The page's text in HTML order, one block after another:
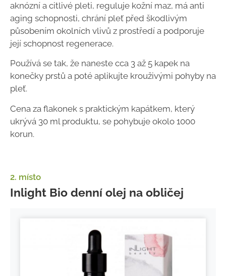
aknózní a citlivé pleti, reguluje kožní maz, má anti
aging schopnosti, chrání pleť před škodlivým
působením okolních vlivů z prostředí a podporuje
její schopnost regenerace.
Používá se tak, že naneste cca 3 až 5 kapek na
konečky prstů a poté aplikujte krouživými pohyby na
pleť.
Cena za flakonek s praktickým kapátkem, který
ukrývá 30 ml produktu, se pohybuje okolo 1000
korun.
2. místo
Inlight Bio denní olej na obličej